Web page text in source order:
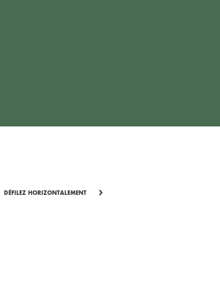
DÉFILEZ HORIZONTALEMENT